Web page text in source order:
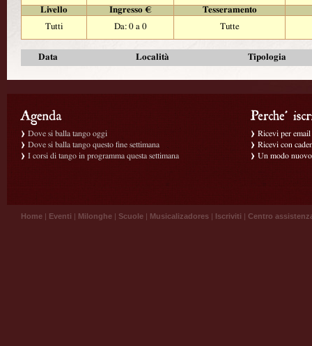
Livello
Ingresso €
Tesseramento
Tutti
Da: 0 a 0 Tutte
Data Località Tipologia
Dove si balla tango oggi
Dove si balla tango questo fine settimana
I corsi di tango in programma questa settimana
Ricevi per
Ricevi con
Un modo
Home | Eventi | Milonghe | Scuole | Musicalizadores | Iscriviti | Centro